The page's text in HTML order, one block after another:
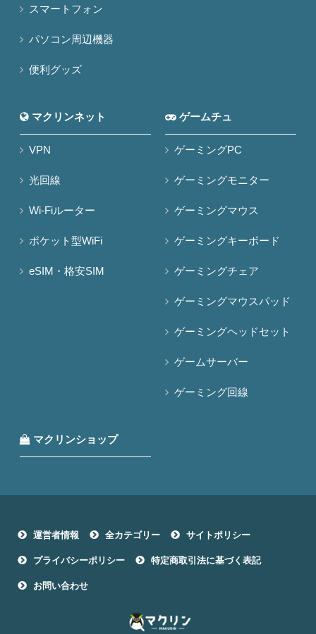
スマートフォン
パソコン周辺機器
便利グッズ
マクリンネット
VPN
光回線
Wi-Fiルーター
ポケット型WiFi
eSIM・格安SIM
ゲームチュ
ゲーミングPC
ゲーミングモニター
ゲーミングマウス
ゲーミングキーボード
ゲーミングチェア
ゲーミングマウスパッド
ゲーミングヘッドセット
ゲームサーバー
ゲーミング回線
マクリンショップ
運営者情報 全カテゴリー サイトポリシー
プライバシーポリシー 特定商取引法に基づく表記
お問い合わせ